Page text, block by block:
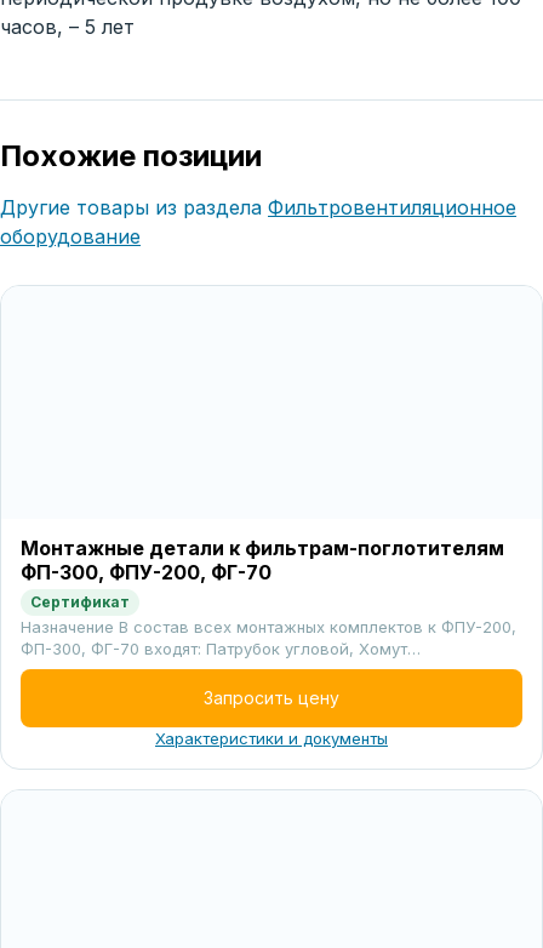
часов, – 5 лет
Похожие позиции
Другие товары из раздела Фильтровентиляционное
оборудование
Монтажные детали к фильтрам-поглотителям
ФП-300, ФПУ-200, ФГ-70
Сертификат
Назначение В состав всех монтажных комплектов к ФПУ-200,
ФП-300, ФГ-70 входят: Патрубок угловой, Хомут…
Запросить цену
Характеристики и документы